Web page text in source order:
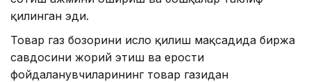
қилинган эди.
Товар газ бозорини ислоҳ қилиш мақсадида биржа
савдосини жорий этиш ва ерости
фойдаланувчиларининг товар газидан